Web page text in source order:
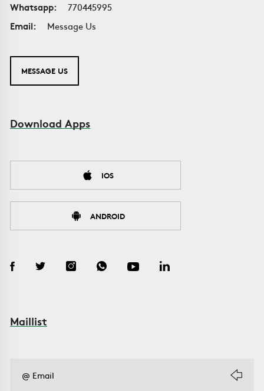
Whatsapp:
770445995
Email:
Message Us
MESSAGE US
Download Apps
IOS
ANDROID
Maillist